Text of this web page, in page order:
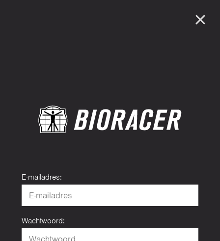
E-mailadres:
Wachtwoord: